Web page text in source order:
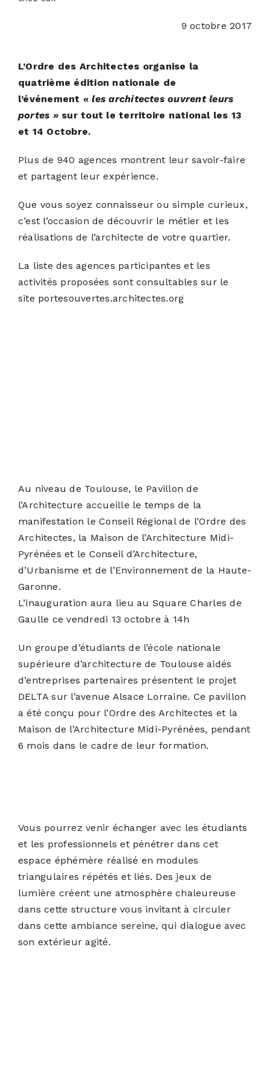
9 octobre 2017
L’Ordre des Architectes organise la
quatrième édition nationale de
l’événement «les architectes ouvrent leurs
portes »sur tout le territoire national les 13
et 14 Octobre.
Plus de 940 agences montrent leur savoir-faire
et partagent leur expérience.
Que vous soyez connaisseur ou simple curieux,
c’est l’occasion de découvrir le métier et les
réalisations de l’architecte de votre quartier.
La liste des agences participantes et les
activités proposées sont consultables sur le
site portesouvertes.architectes.org
Au niveau de Toulouse, le Pavillon de
l’Architecture accueille le temps de la
manifestation le Conseil Régional de l’Ordre des
Architectes, la Maison de l’Architecture Midi-
Pyrénées et le Conseil d’Architecture,
d’Urbanisme et de l’Environnement de la Haute-
Garonne.
L’inauguration aura lieu au Square Charles de
Gaulle ce vendredi 13 octobre à 14h
Un groupe d’étudiants de l’école nationale
supérieure d’architecture de Toulouse aidés
d’entreprises partenaires présentent le projet
DELTA sur l’avenue Alsace Lorraine. Ce pavillon
a été conçu pour l’Ordre des Architectes et la
Maison de l’Architecture Midi-Pyrénées, pendant
6 mois dans le cadre de leur formation.
Vous pourrez venir échanger avec les étudiants
et les professionnels et pénétrer dans cet
espace éphémère réalisé en modules
triangulaires répétés et liés. Des jeux de
lumière créent une atmosphère chaleureuse
dans cette structure vous invitant à circuler
dans cette ambiance sereine, qui dialogue avec
son extérieur agité.
S’ABONNER